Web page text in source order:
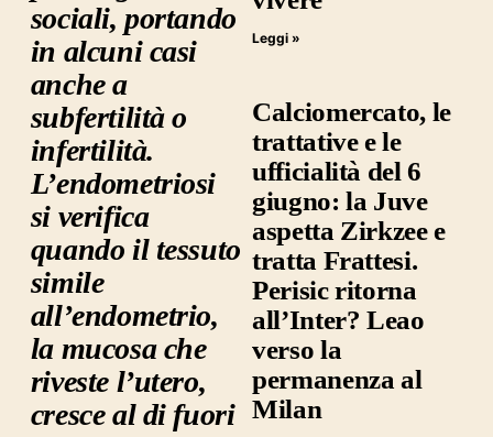
sociali, portando
in alcuni casi
anche a
subfertilità o
infertilità.
L’endometriosi
si verifica
quando il tessuto
simile
all’endometrio,
la mucosa che
riveste l’utero,
cresce al di fuori
Leggi »
Calciomercato, le
trattative e le
ufficialità del 6
giugno: la Juve
aspetta Zirkzee e
tratta Frattesi.
Perisic ritorna
all’Inter? Leao
verso la
permanenza al
Milan